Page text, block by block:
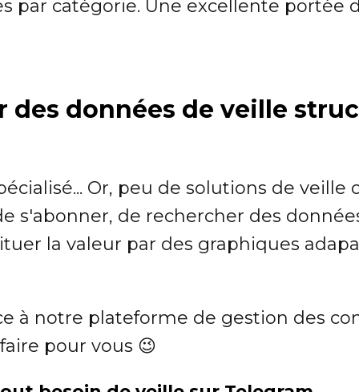
par catégorie. Une excellente portée
des données de veille
Or, peu de solutions de veille
s'abonner, de rechercher des
la valeur par des graphiques
à notre plateforme de gestion des
pour vous 😉